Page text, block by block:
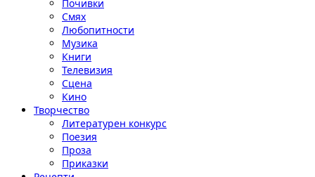
Почивки
Смях
Любопитности
Музика
Книги
Телевизия
Сцена
Кино
Творчество
Литературен конкурс
Поезия
Проза
Приказки